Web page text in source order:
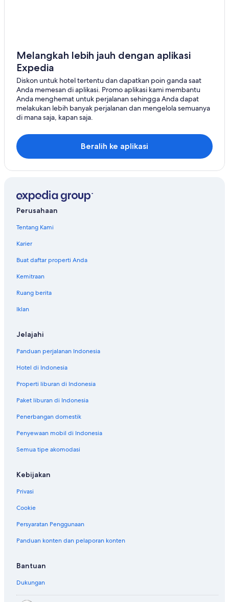
Melangkah lebih jauh dengan aplikasi
Expedia
Diskon untuk hotel tertentu dan dapatkan poin ganda saat
Anda memesan di aplikasi. Promo aplikasi kami membantu
Anda menghemat untuk perjalanan sehingga Anda dapat
melakukan lebih banyak perjalanan dan mengelola semuanya
di mana saja, kapan saja.
Beralih ke aplikasi
Perusahaan
Tentang Kami
Karier
Buat daftar properti Anda
Kemitraan
Ruang berita
Iklan
Jelajahi
Panduan perjalanan Indonesia
Hotel di Indonesia
Properti liburan di Indonesia
Paket liburan di Indonesia
Penerbangan domestik
Penyewaan mobil di Indonesia
Semua tipe akomodasi
Kebijakan
Privasi
Cookie
Persyaratan Penggunaan
Panduan konten dan pelaporan konten
Bantuan
Dukungan